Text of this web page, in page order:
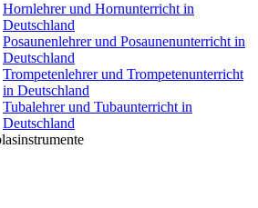
Hornlehrer und Hornunterricht in
Deutschland
Posaunenlehrer und Posaunenunterricht in
Deutschland
Trompetenlehrer und Trompetenunterricht
in Deutschland
Tubalehrer und Tubaunterricht in
Deutschland